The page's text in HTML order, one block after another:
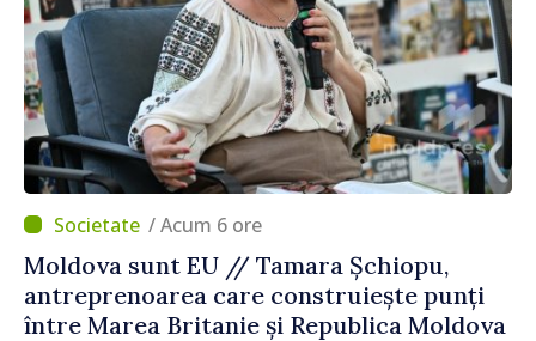
/ Acum 6 ore
Moldova sunt EU // Tamara Șchiopu,
antreprenoarea care construiește punți
între Marea Britanie și Republica Moldova